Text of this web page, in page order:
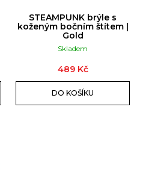
STEAMPUNK brýle s
koženým bočním štítem |
Gold
Skladem
489 Kč
DO KOŠÍKU